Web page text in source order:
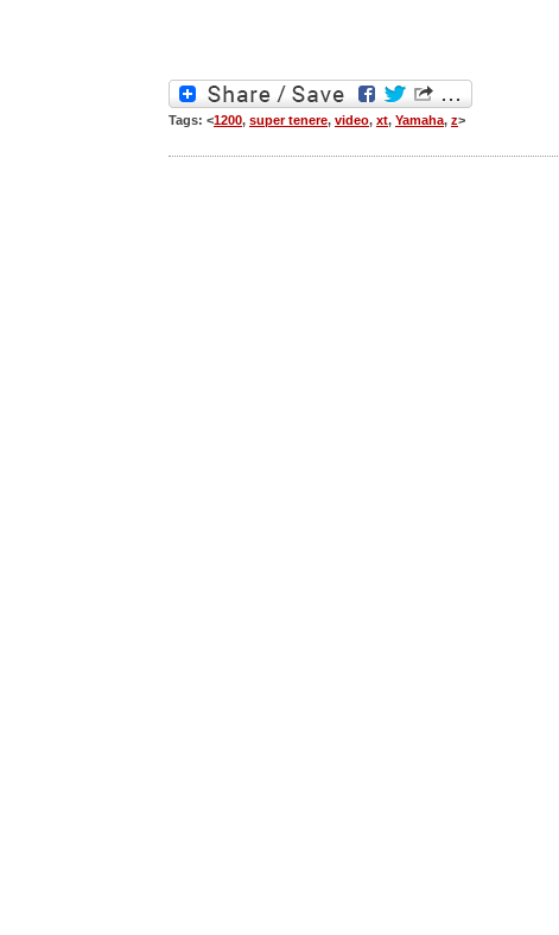
Tags: <1200, super tenere, video, xt, Yamaha, z>